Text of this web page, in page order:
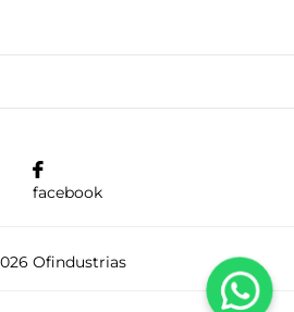
facebook
Ofindustrias